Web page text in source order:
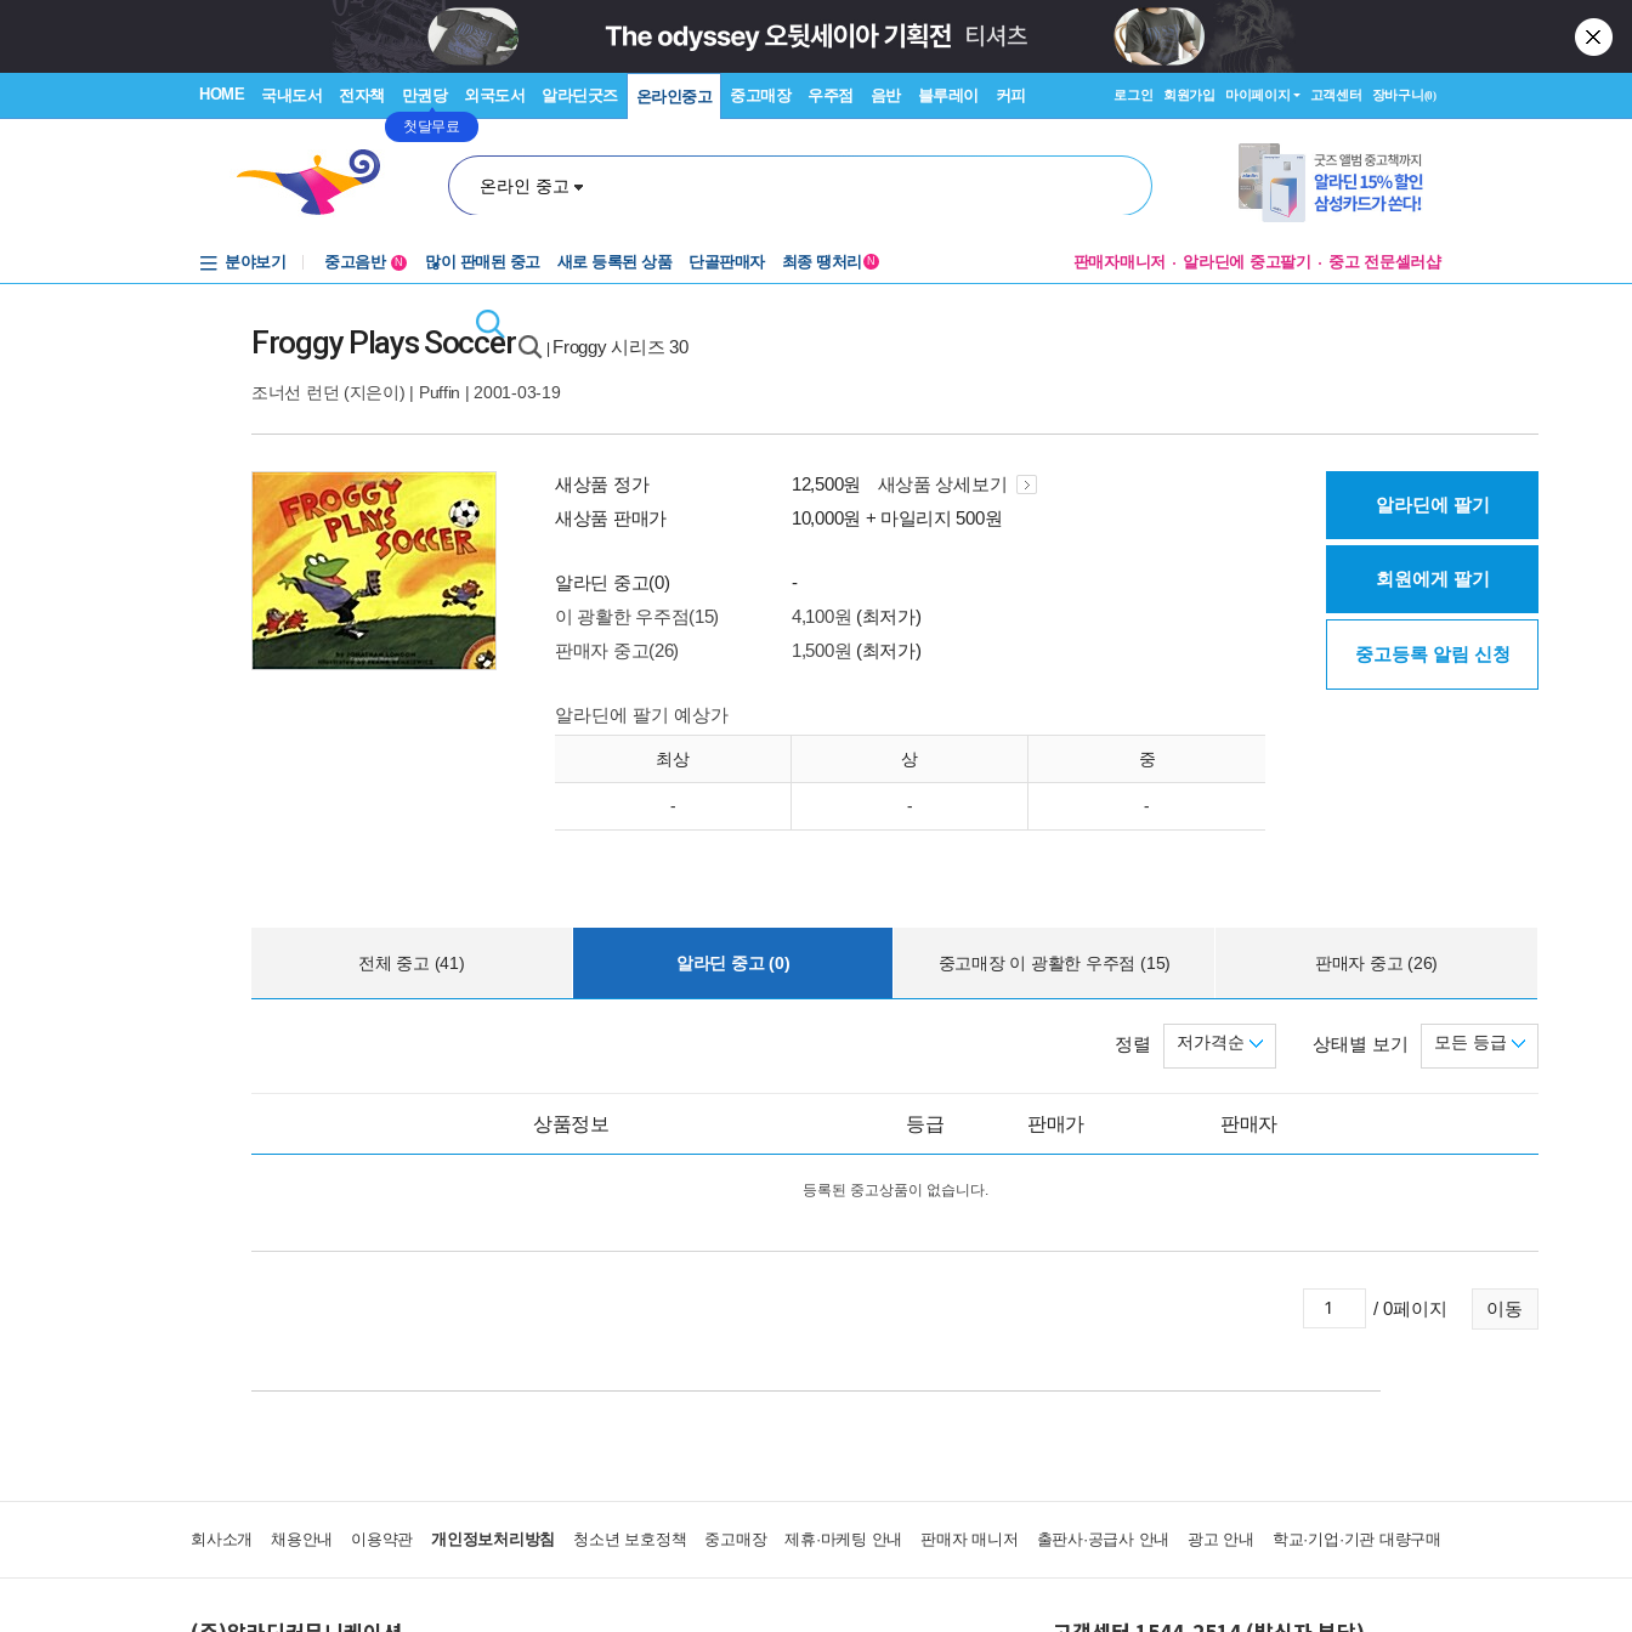
HOME 국내도서 전자책 만권당
첫달무료
외국도서 알라딘굿즈 온라인중고 중고매장 우주점 음반 블루레이 커피 로그인 회원가입 마이페이지 고객센터 장바구니(0)
온라인 중고
분야보기
중고음반
N 많이 판매된 중고 새로 등록된 상품 단골판매자 최종 땡처리 N 판매자매니저 알라딘에 중고팔기 중고 전문셀러샵
Froggy Plays Soccer Froggy 시리즈 30
조너선 런던 (지은이) | Puffin | 2001-03-19
새상품 정가 12,500원
새상품 상세보기
새상품 판매가
10,000원 + 마일리지 500원
알라딘 중고(0)
-
이 광활한 우주점(15)
4,100원 (최저가)
판매자 중고(26)
1,500원 (최저가)
알라딘에 팔기 예상가
최상 상 중
- - -
알라딘에 팔기
회원에게 팔기
중고등록 알림 신청
전체 중고 (41) 알라딘 중고 (0) 중고매장 이 광활한 우주점 (15) 판매자 중고 (26)
상태별 보기 모든 등급
정렬 저가격순
상품정보 등급 판매가 판매자
등록된 중고상품이 없습니다.
이동
/ 0페이지
회사소개 채용안내 이용약관 개인정보처리방침 청소년 보호정책 중고매장 제휴·마케팅 안내 판매자 매니저 출판사·공급사 안내 광고 안내 학교·기업·기관 대량구매